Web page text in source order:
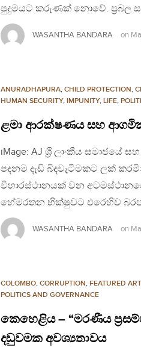
පුදුමයට කරුණක් නොවේ. ප්‍රබල
WASANTHA BANDARA on
ANURADHAPURA, CHILD PROTECTION,
HUMAN SECURITY, IMPUNITY, LIFE,
ළමා ආරක්ෂණය සහ
iMage: AJ ශ්‍රී ලාංකීය සමාජයේ
පදනම දැඩි බිදවැටීමකට ලක්
විහාරස්ථානයක් වන
හේමරතන භික්ෂුවට එරෙහිව
WASANTHA BANDARA on
COLOMBO, CORRUPTION, FEATURED
POLITICS AND GOVERNANCE
කෙහෙළිය – “මරණීය
දඬුවමක අවශ්‍යතාවය